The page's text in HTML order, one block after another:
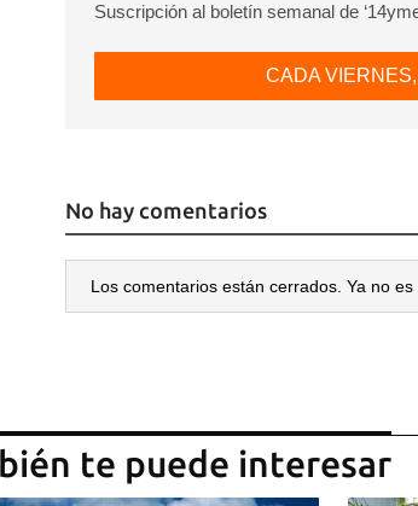
Suscripción al boletín semanal de
CADA
No hay comentarios
Los comentarios están cerrados. Ya no
te puede interesar